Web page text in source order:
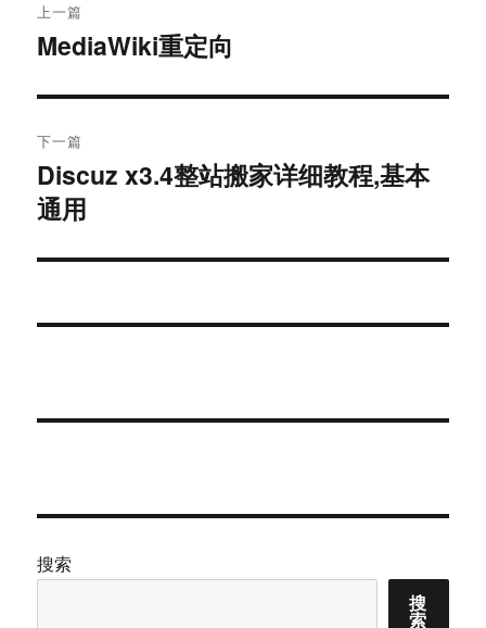
章
航
上一篇
上
文
章：
MediaWiki重定向
下一篇
下
篇
章：
Discuz x3.4整站搬家详细教程,基本
通用
搜索
搜
索